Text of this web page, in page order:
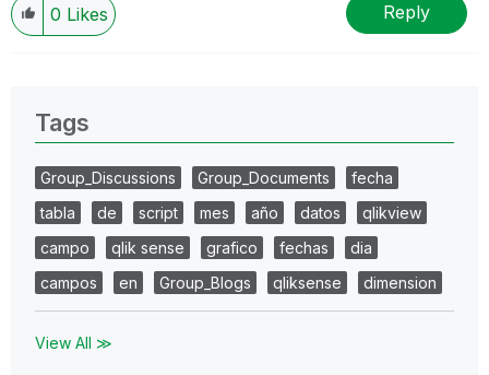
0 Likes Reply
Tags
Group_Discussions Group_Documents
fecha
tabla
de script mes año datos
qlikview
campo
qlik sense grafico fechas
dia
campos
en Group_Blogs qliksense dimension
View All ≫